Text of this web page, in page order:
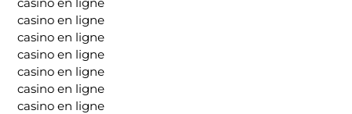
casino en ligne
casino en ligne
casino en ligne
casino en ligne
casino en ligne
casino en ligne